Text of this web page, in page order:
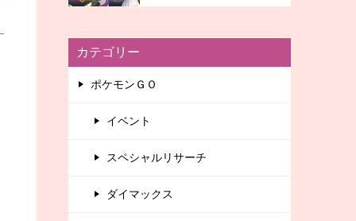
カテゴリー
ポケモンＧＯ
イベント
スペシャルリサーチ
ダイマックス